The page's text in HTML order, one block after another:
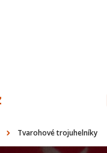
Tvarohové trojuhelníky